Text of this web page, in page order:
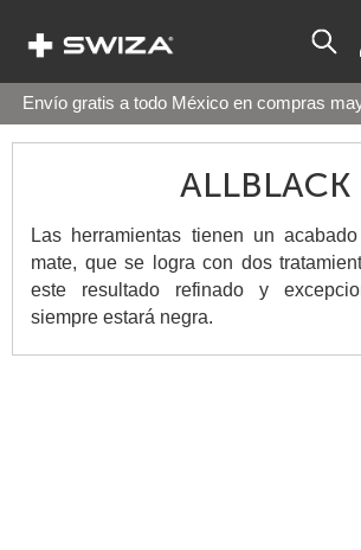
Envío gratis a todo México en compras
ALLBLACK
Las herramientas tienen un
mate, que se logra con dos
este resultado refinado y
siempre estará negra.